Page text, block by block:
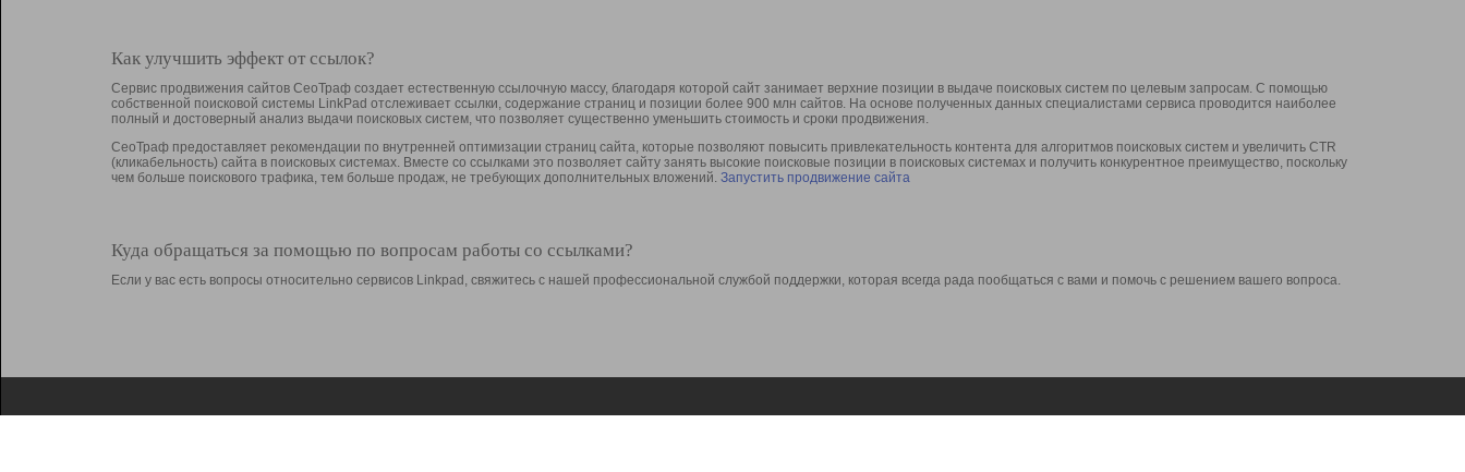
Как улучшить эффект от ссылок?
Сервис продвижения сайтов СеоТраф создает естественную ссылочную массу, благодаря которой сайт занимает верхние позиции в выдаче поисковых систем по целевым запросам. С помощью
собственной поисковой системы LinkPad отслеживает ссылки, содержание страниц и позиции более 900 млн сайтов. На основе полученных данных специалистами сервиса проводится наиболее
полный и достоверный анализ выдачи поисковых систем, что позволяет существенно уменьшить стоимость и сроки продвижения.
СеоТраф предоставляет рекомендации по внутренней оптимизации страниц сайта, которые позволяют повысить привлекательность контента для алгоритмов поисковых систем и увеличить CTR
(кликабельность) сайта в поисковых системах. Вместе со ссылками это позволяет сайту занять высокие поисковые позиции в поисковых системах и получить конкурентное преимущество, поскольку
чем больше поискового трафика, тем больше продаж, не требующих дополнительных вложений. Запустить продвижение сайта
Куда обращаться за помощью по вопросам работы со ссылками?
Если у вас есть вопросы относительно сервисов Linkpad, свяжитесь с нашей профессиональной службой поддержки, которая всегда рада пообщаться с вами и помочь с решением вашего вопроса.